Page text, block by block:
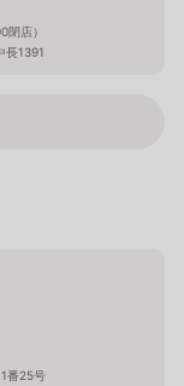
店）
長1391
番25号